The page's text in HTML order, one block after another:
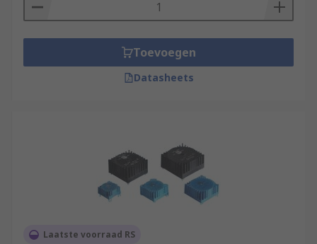
Toevoegen
Datasheets
Laatste voorraad RS